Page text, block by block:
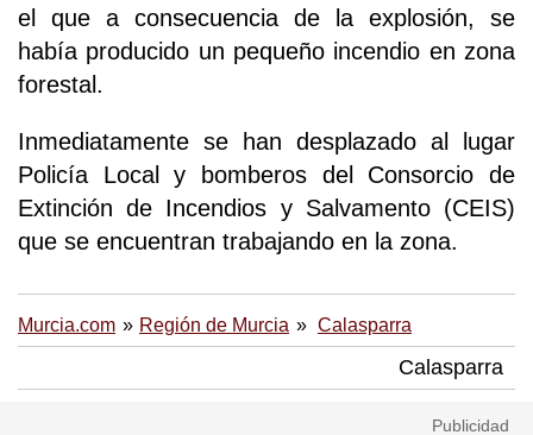
el que a consecuencia de la explosión, se
había producido un pequeño incendio en zona
forestal.
Inmediatamente se han desplazado al lugar
Policía Local y bomberos del Consorcio de
Extinción de Incendios y Salvamento (CEIS)
que se encuentran trabajando en la zona.
Murcia.com Región de Murcia Calasparra
Calasparra